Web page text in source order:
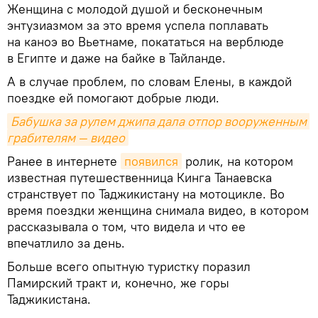
Женщина с молодой душой и бесконечным
энтузиазмом за это время успела поплавать
на каноэ во Вьетнаме, покататься на верблюде
в Египте и даже на байке в Тайланде.
А в случае проблем, по словам Елены, в каждой
поездке ей помогают добрые люди.
Бабушка за рулем джипа дала отпор вооруженным
грабителям — видео
Ранее в интернете появился ролик, на котором
известная путешественница Кинга Танаевска
странствует по Таджикистану на мотоцикле. Во
время поездки женщина снимала видео, в котором
рассказывала о том, что видела и что ее
впечатлило за день.
Больше всего опытную туристку поразил
Памирский тракт и, конечно, же горы
Таджикистана.